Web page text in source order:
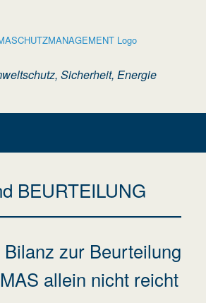
Sicherheit, Energie
BEURTEILUNG
Bilanz zur Beurteilung
allein nicht reicht